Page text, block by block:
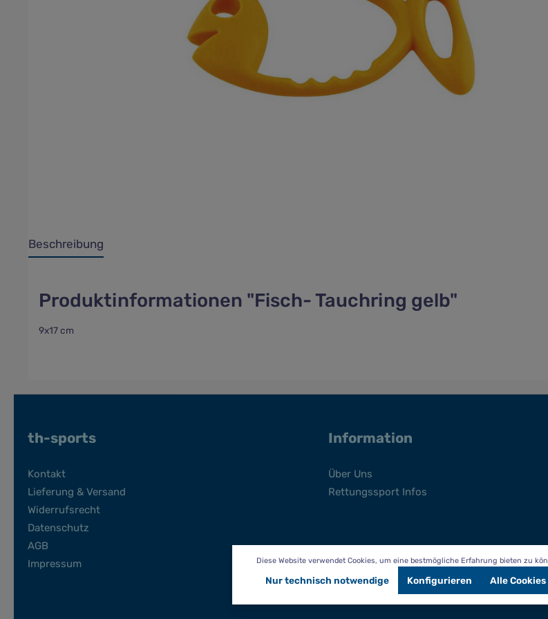
Beschreibung
Produktinformationen "Fisch- Tauchring gelb"
9x17 cm
th-sports
Kontakt
Lieferung & Versand
Widerrufsrecht
Datenschutz
AGB
Impressum
Information
Über Uns
Rettungssport Infos
Diese Website verwendet Cookies, um eine bestmögliche Erfahrung bieten zu
Nur technisch notwendige Konfigurieren Alle